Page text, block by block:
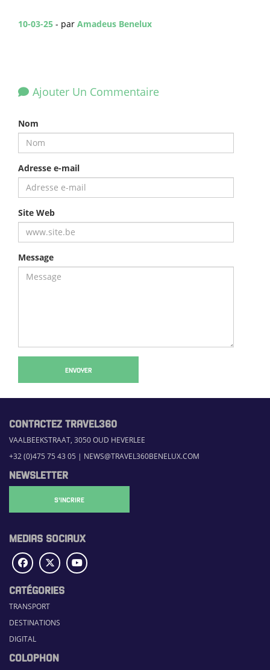
10-03-25 - par Amadeus Benelux
Ajouter Un Commentaire
Nom
Adresse e-mail
Site Web
Message
ENVOYER
CONTACTEZ TRAVEL360
VAALBEEKSTRAAT, 3050 OUD HEVERLEE
+32 (0)475 75 43 05 | NEWS@TRAVEL360BENELUX.COM
NEWSLETTER
S'INCRIRE
MEDIAS SOCIAUX
CATÉGORIES
TRANSPORT
DESTINATIONS
DIGITAL
COLOPHON